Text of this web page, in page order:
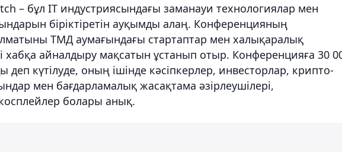
– бұл IT индустриясындағы заманауи технологиялар мен
біріктіретін ауқымды алаң. Конференцияның
ТМД аумағындағы стартаптар мен халықаралық
хабқа айналдыру мақсатын ұстанып отыр. Конференцияға 30
деп күтілуде, оның ішінде кәсіпкерлер, инвесторлар, крипто-
мен бағдарламалық жасақтама әзірлеушілері,
болары анық.